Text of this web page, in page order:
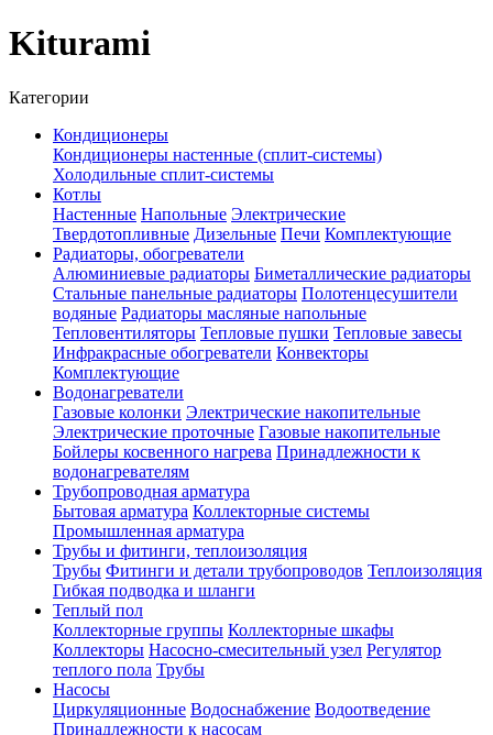
Kiturami
Категории
Кондиционеры
Кондиционеры настенные (сплит-системы)
Холодильные сплит-системы
Котлы
Настенные Напольные Электрические
Твердотопливные Дизельные Печи Комплектующие
Радиаторы, обогреватели
Алюминиевые радиаторы Биметаллические радиаторы
Стальные панельные радиаторы Полотенцесушители
водяные Радиаторы масляные напольные
Тепловентиляторы Тепловые пушки Тепловые завесы
Инфракрасные обогреватели Конвекторы
Комплектующие
Водонагреватели
Газовые колонки Электрические накопительные
Электрические проточные Газовые накопительные
Бойлеры косвенного нагрева Принадлежности к
водонагревателям
Трубопроводная арматура
Бытовая арматура Коллекторные системы
Промышленная арматура
Трубы и фитинги, теплоизоляция
Трубы Фитинги и детали трубопроводов Теплоизоляция
Гибкая подводка и шланги
Теплый пол
Коллекторные группы Коллекторные шкафы
Коллекторы Насосно-смесительный узел Регулятор
теплого пола Трубы
Насосы
Циркуляционные Водоснабжение Водоотведение
Принадлежности к насосам